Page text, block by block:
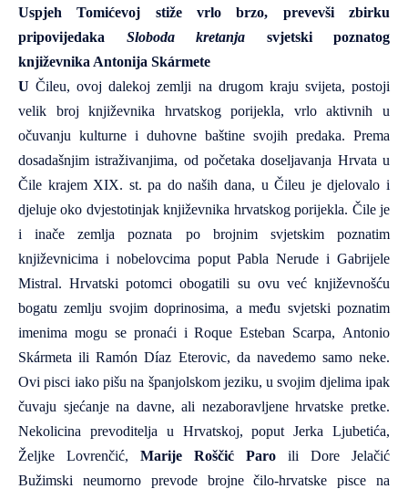
Uspjeh Tomićevoj stiže vrlo brzo, prevevši zbirku
pripovijedaka Sloboda kretanja svjetski poznatog
književnika Antonija Skármete
U Čileu, ovoj dalekoj zemlji na drugom kraju svijeta, postoji
velik broj književnika hrvatskog porijekla, vrlo aktivnih u
očuvanju kulturne i duhovne baštine svojih predaka. Prema
dosadašnjim istraživanjima, od početaka doseljavanja Hrvata u
Čile krajem XIX. st. pa do naših dana, u Čileu je djelovalo i
djeluje oko dvjestotinjak književnika hrvatskog porijekla. Čile je
i inače zemlja poznata po brojnim svjetskim poznatim
književnicima i nobelovcima poputPabla Nerude iGabrijele
Mistral. Hrvatski potomci obogatili su ovu već književnošću
bogatu zemlju svojim doprinosima, a među svjetski poznatim
imenima mogu se pronaći iRoque Esteban Scarpa, Antonio
Skármeta iliRamón Díaz Eterovic, da navedemo samo neke.
Ovi pisci iako pišu na španjolskom jeziku, u svojim djelima ipak
čuvaju sjećanje na davne, ali nezaboravljene hrvatske pretke.
Nekolicina prevoditelja u Hrvatskoj, poputJerka Ljubetića,
Željke Lovrenčić, Marije Roščić Paro ili Dore Jelačić
Bužimski neumorno prevode brojne čilo-hrvatske pisce na